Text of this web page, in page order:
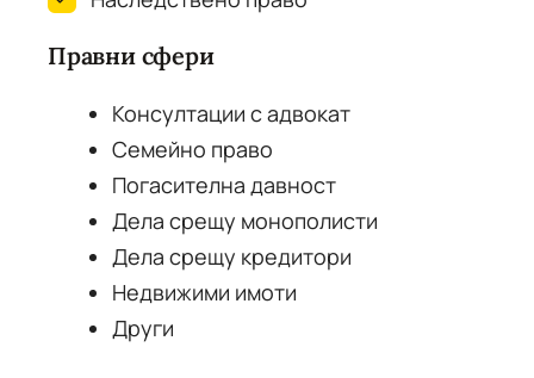
Правни сфери
Консултации с адвокат
Семейно право
Погасителна давност
Дела срещу монополисти
Дела срещу кредитори
Недвижими имоти
Други